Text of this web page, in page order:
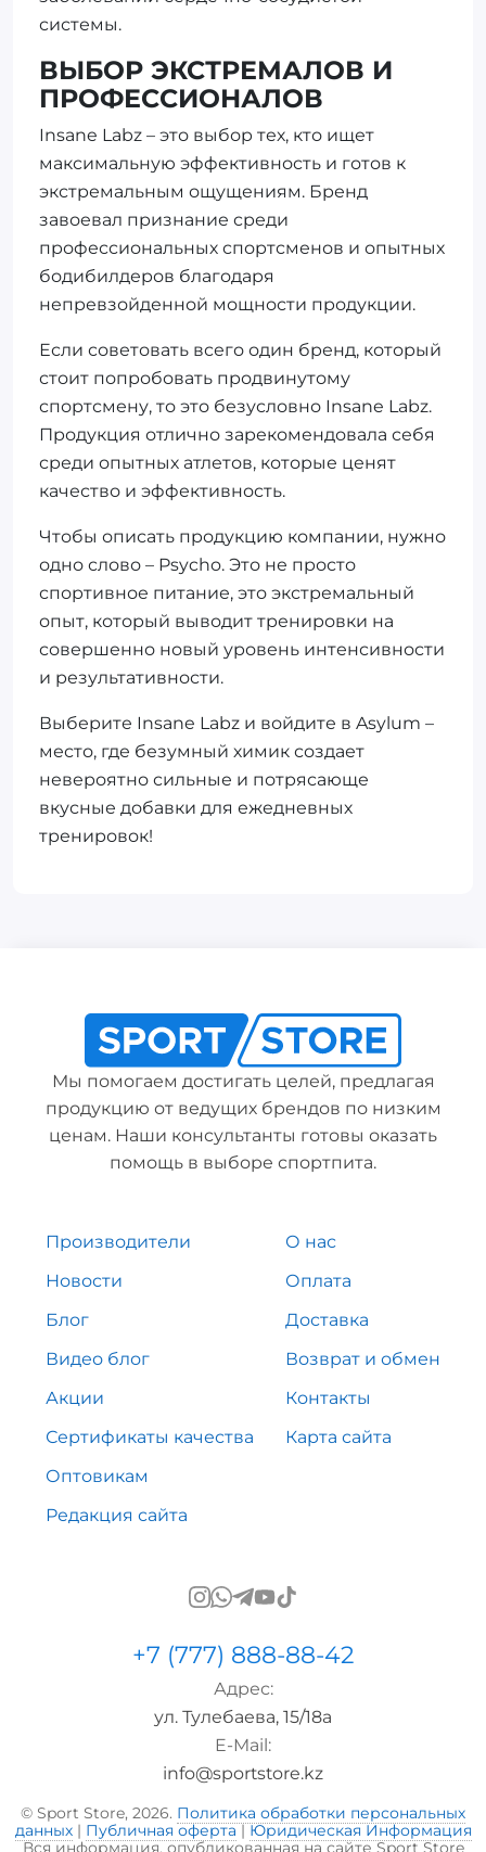
системы.
ВЫБОР ЭКСТРЕМАЛОВ И
ПРОФЕССИОНАЛОВ
Insane Labz – это выбор тех, кто ищет
максимальную эффективность и готов к
экстремальным ощущениям. Бренд
завоевал признание среди
профессиональных спортсменов и опытных
бодибилдеров благодаря
непревзойденной мощности продукции.
Если советовать всего один бренд, который
стоит попробовать продвинутому
спортсмену, то это безусловно Insane Labz.
Продукция отлично зарекомендовала себя
среди опытных атлетов, которые ценят
качество и эффективность.
Чтобы описать продукцию компании, нужно
одно слово – Psycho. Это не просто
спортивное питание, это экстремальный
опыт, который выводит тренировки на
совершенно новый уровень интенсивности
и результативности.
Выберите Insane Labz и войдите в Asylum –
место, где безумный химик создает
невероятно сильные и потрясающе
вкусные добавки для ежедневных
тренировок!
Мы помогаем достигать целей, предлагая
продукцию от ведущих брендов по низким
ценам. Наши консультанты готовы оказать
помощь в выборе спортпита.
Производители
Новости
Блог
Видео блог
Акции
Сертификаты качества
Оптовикам
Редакция сайта
О нас
Оплата
Доставка
Возврат и обмен
Контакты
Карта сайта
+7 (777) 888-88-42
Адрес:
ул. Тулебаева, 15/18а
E-Mail:
info@sportstore.kz
© Sport Store, 2026. Политика обработки персональных
данных| Публичная оферта|Юридическая Информация
Вся информация, опубликованная на сайте Sport Store